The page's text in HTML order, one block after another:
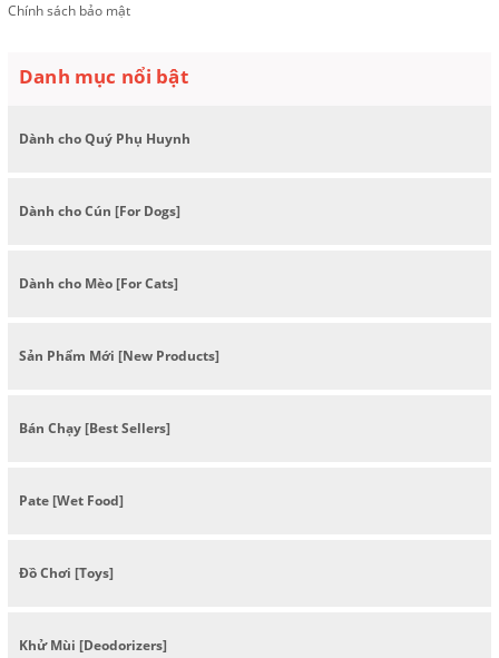
Chính sách bảo mật
Danh mục nổi bật
Dành cho Quý Phụ Huynh
Dành cho Cún [For Dogs]
Dành cho Mèo [For Cats]
Sản Phẩm Mới [New Products]
Bán Chạy [Best Sellers]
Pate [Wet Food]
Đồ Chơi [Toys]
Khử Mùi [Deodorizers]